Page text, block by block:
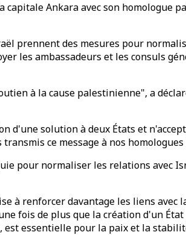
Ankara avec son homologue
prennent des mesures pour
les ambassadeurs et les consuls
à la cause palestinienne", a
d'une solution à deux États et
ce message à nos
pour normaliser les relations avec
à renforcer davantage les liens
fois de plus que la création d'un
essentielle pour la paix et la